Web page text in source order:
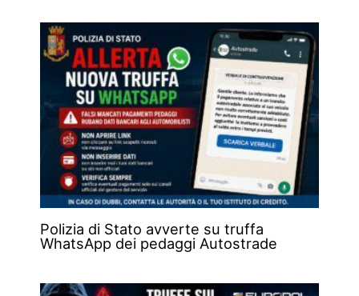
Polizia di Stato avverte su truffa
WhatsApp dei pedaggi Autostrade